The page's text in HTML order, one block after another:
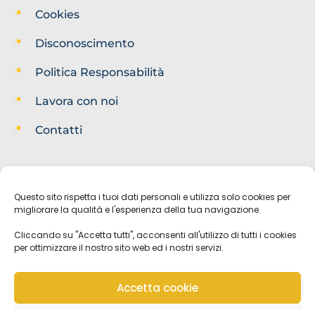
Questo sito rispetta i tuoi dati personali e utilizza solo cookies per
migliorare la qualità e l'esperienza della tua navigazione.
Cliccando su "Accetta tutti", acconsenti all'utilizzo di tutti i cookies
per ottimizzare il nostro sito web ed i nostri servizi.
Accetta cookie
Cookies
Disconoscimento
Politica Responsabilità
Lavora con noi
Contatti